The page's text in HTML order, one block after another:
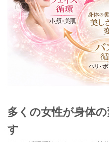
多くの女性が身体
す